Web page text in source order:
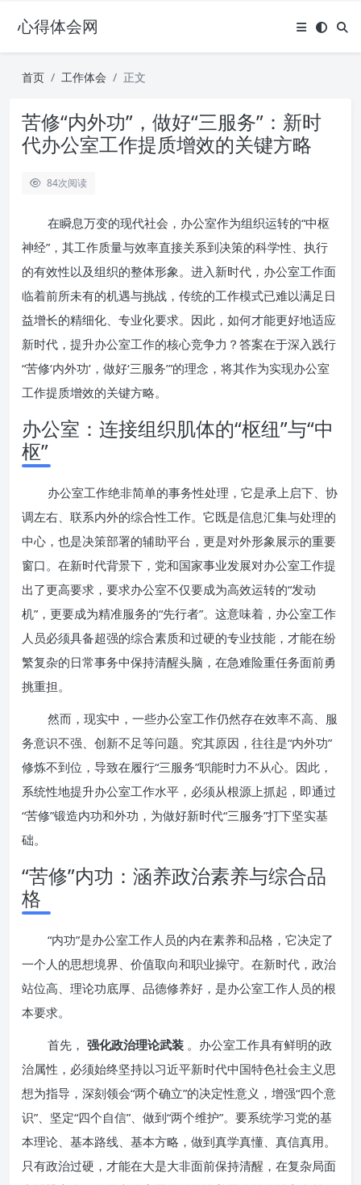
心得体会网
首页 工作体会 正文
苦修“内外功”，做好“三服务”：新时
代办公室工作提质增效的关键方略
84次阅读
在瞬息万变的现代社会，办公室作为组织运转的“中枢
神经”，其工作质量与效率直接关系到决策的科学性、执行
的有效性以及组织的整体形象。进入新时代，办公室工作面
临着前所未有的机遇与挑战，传统的工作模式已难以满足日
益增长的精细化、专业化要求。因此，如何才能更好地适应
新时代，提升办公室工作的核心竞争力？答案在于深入践行
“苦修‘内外功’，做好‘三服务’”的理念，将其作为实现办公室
工作提质增效的关键方略。
办公室：连接组织肌体的“枢纽”与“中
枢”
办公室工作绝非简单的事务性处理，它是承上启下、协
调左右、联系内外的综合性工作。它既是信息汇集与处理的
中心，也是决策部署的辅助平台，更是对外形象展示的重要
窗口。在新时代背景下，党和国家事业发展对办公室工作提
出了更高要求，要求办公室不仅要成为高效运转的“发动
机”，更要成为精准服务的“先行者”。这意味着，办公室工作
人员必须具备超强的综合素质和过硬的专业技能，才能在纷
繁复杂的日常事务中保持清醒头脑，在急难险重任务面前勇
挑重担。
然而，现实中，一些办公室工作仍然存在效率不高、服
务意识不强、创新不足等问题。究其原因，往往是“内外功”
修炼不到位，导致在履行“三服务”职能时力不从心。因此，
系统性地提升办公室工作水平，必须从根源上抓起，即通过
“苦修”锻造内功和外功，为做好新时代“三服务”打下坚实基
础。
“苦修”内功：涵养政治素养与综合品
格
“内功”是办公室工作人员的内在素养和品格，它决定了
一个人的思想境界、价值取向和职业操守。在新时代，政治
站位高、理论功底厚、品德修养好，是办公室工作人员的根
本要求。
首先， 强化政治理论武装 。办公室工作具有鲜明的政
治属性，必须始终坚持以习近平新时代中国特色社会主义思
想为指导，深刻领会“两个确立”的决定性意义，增强“四个意
识”、坚定“四个自信”、做到“两个维护”。要系统学习党的基
本理论、基本路线、基本方略，做到真学真懂、真信真用。
只有政治过硬，才能在大是大非面前保持清醒，在复杂局面